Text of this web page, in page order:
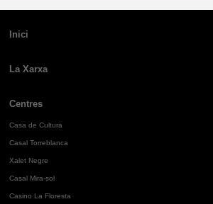
Inici
La Xarxa
Centres
Casa de Cultura
Casal Torreblanca
Xalet Negre
Casal Mira-sol
Casino La Floresta